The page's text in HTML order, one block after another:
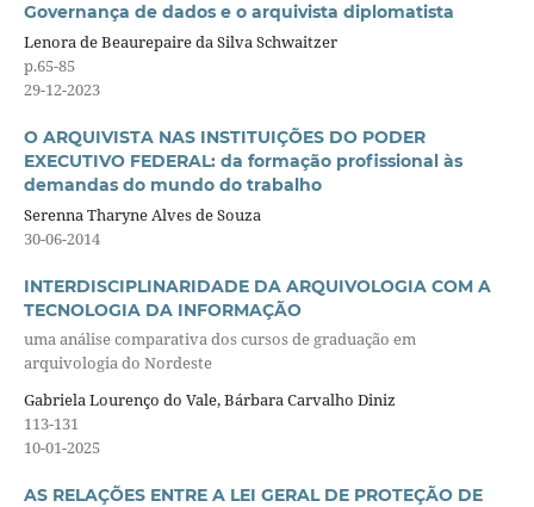
Governança de dados e o arquivista diplomatista
Lenora de Beaurepaire da Silva Schwaitzer
p.65-85
29-12-2023
O ARQUIVISTA NAS INSTITUIÇÕES DO PODER
EXECUTIVO FEDERAL: da formação profissional às
demandas do mundo do trabalho
Serenna Tharyne Alves de Souza
30-06-2014
INTERDISCIPLINARIDADE DA ARQUIVOLOGIA COM A
TECNOLOGIA DA INFORMAÇÃO
uma análise comparativa dos cursos de graduação em
arquivologia do Nordeste
Gabriela Lourenço do Vale, Bárbara Carvalho Diniz
113-131
10-01-2025
AS RELAÇÕES ENTRE A LEI GERAL DE PROTEÇÃO DE